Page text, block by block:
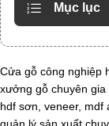
Mục lục
Cửa gỗ công nghiệp
xưởng gỗ chuyên
hdf sơn, veneer,